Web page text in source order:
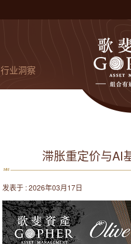
行业洞察
滞胀重定价与AI
发表于 : 2026年03月17日